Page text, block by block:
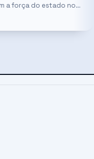
a força do estado no
peso olímpico.